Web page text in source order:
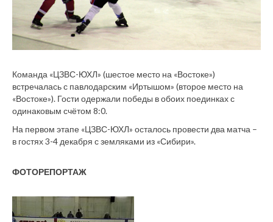
Команда «ЦЗВС-ЮХЛ» (шестое место на «Востоке»)
встречалась с павлодарским «Иртышом» (второе место на
«Востоке»). Гости одержали победы в обоих поединках с
одинаковым счётом 8:0.
На первом этапе «ЦЗВС-ЮХЛ» осталось провести два матча –
в гостях 3-4 декабря с земляками из «Сибири».
ФОТОРЕПОРТАЖ